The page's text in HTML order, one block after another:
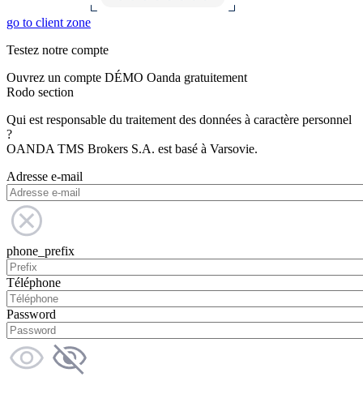
go to client zone
Testez notre compte
Ouvrez un compte DÉMO Oanda gratuitement
Rodo section
Qui est responsable du traitement des données à caractère personnel
?
OANDA TMS Brokers S.A. est basé à Varsovie.
Adresse e-mail
phone_prefix
Téléphone
Password